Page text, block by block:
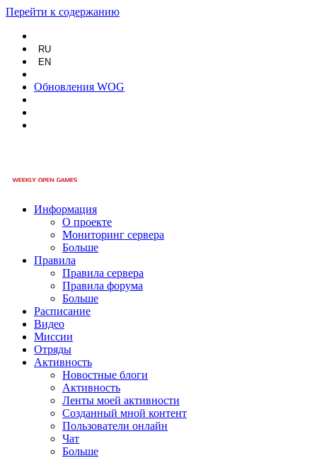
Перейти к содержанию
RU
EN
Обновления WOG
Информация
О проекте
Мониторинг сервера
Больше
Правила
Правила сервера
Правила форума
Больше
Расписание
Видео
Миссии
Отряды
Активность
Новостные блоги
Активность
Ленты моей активности
Созданный мной контент
Пользователи онлайн
Чат
Больше